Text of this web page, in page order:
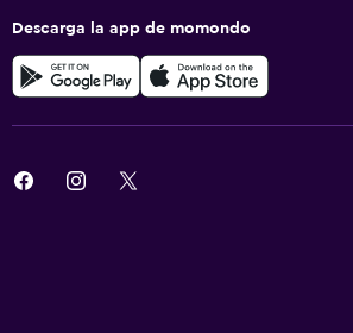
Descarga la app de momondo